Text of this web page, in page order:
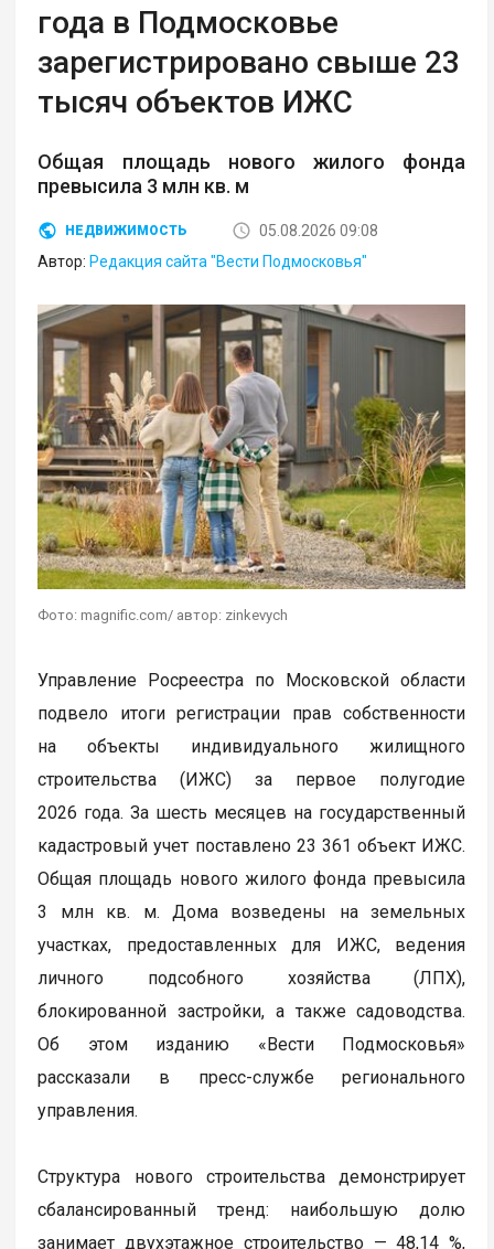
года в Подмосковье
зарегистрировано свыше 23
тысяч объектов ИЖС
Общая площадь нового жилого фонда
превысила 3 млн кв. м
НЕДВИЖИМОСТЬ
05.08.2026 09:08
Автор: Редакция сайта "Вести Подмосковья"
Фото: magnific.com/ автор: zinkevych
Управление Росреестра по Московской области
подвело итоги регистрации прав собственности
на объекты индивидуального жилищного
строительства (ИЖС) за первое полугодие
2026 года. За шесть месяцев на государственный
кадастровый учет поставлено 23 361 объект ИЖС.
Общая площадь нового жилого фонда превысила
3 млн кв. м. Дома возведены на земельных
участках, предоставленных для ИЖС, ведения
личного подсобного хозяйства (ЛПХ),
блокированной застройки, а также садоводства.
Об этом изданию «Вести Подмосковья»
рассказали в пресс-службе регионального
управления.
Структура нового строительства демонстрирует
сбалансированный тренд: наибольшую долю
занимает двухэтажное строительство — 48,14 %,